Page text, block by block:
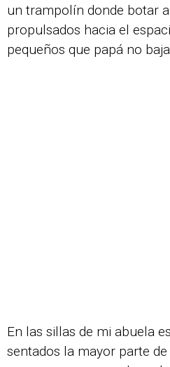
un trampolín donde botar
propulsados hacia el
pequeños que papá no
En las sillas de mi abuela
sentados la mayor parte